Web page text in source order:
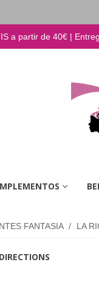
a partir de 40€ |
FANTASIA / LA